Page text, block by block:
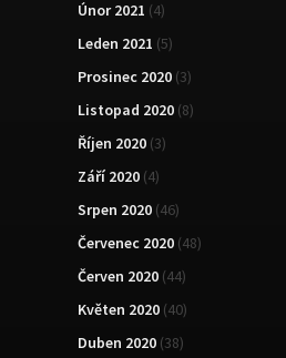
Únor 2021 (4)
Leden 2021 (5)
Prosinec 2020 (3)
Listopad 2020 (8)
Říjen 2020 (3)
Září 2020 (4)
Srpen 2020 (46)
Červenec 2020 (48)
Červen 2020 (44)
Květen 2020 (40)
Duben 2020 (38)